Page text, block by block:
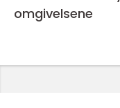
omgivelsene